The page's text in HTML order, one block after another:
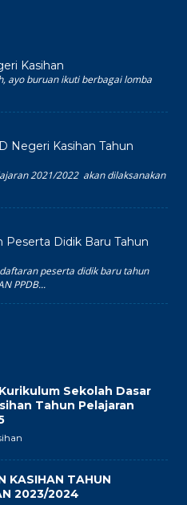
Kasihan
ayo buruan ikuti berbagai lomba
Negeri Kasihan Tahun
2021/2022 akan dilaksanakan
Didik Baru Tahun
peserta didik baru tahun
PPDB...
Sekolah Dasar
Tahun Pelajaran
KASIHAN TAHUN
2023/2024